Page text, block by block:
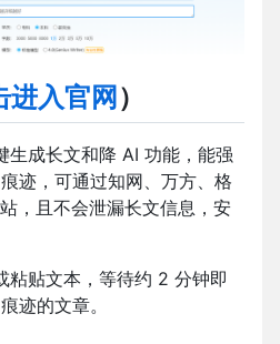
进入官网 ）
生成长文和降 AI 功能，能强
迹，可通过知网、万方、格
，且不会泄漏长文信息，安
粘贴文本，等待约 2 分钟即
迹的文章。